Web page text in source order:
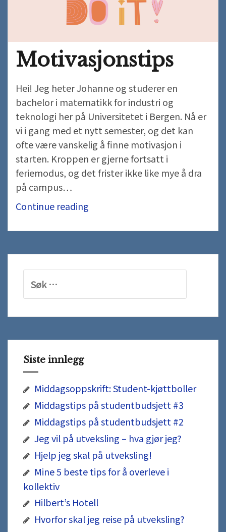
Motivasjonstips
Hei! Jeg heter Johanne og studerer en
bachelor i matematikk for industri og
teknologi her på Universitetet i Bergen. Nå er
vi i gang med et nytt semester, og det kan
ofte være vanskelig å finne motivasjon i
starten. Kroppen er gjerne fortsatt i
feriemodus, og det frister ikke like mye å dra
på campus…
Continue reading
etter:
Siste innlegg
Middagsoppskrift: Student-kjøttboller
Middagstips på studentbudsjett #3
Middagstips på studentbudsjett #2
Jeg vil på utveksling – hva gjør jeg?
Hjelp jeg skal på utveksling!
Mine 5 beste tips for å overleve i
kollektiv
Hilbert’s Hotell
Hvorfor skal jeg reise på utveksling?